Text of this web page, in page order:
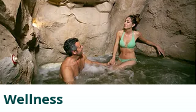
​Wellness